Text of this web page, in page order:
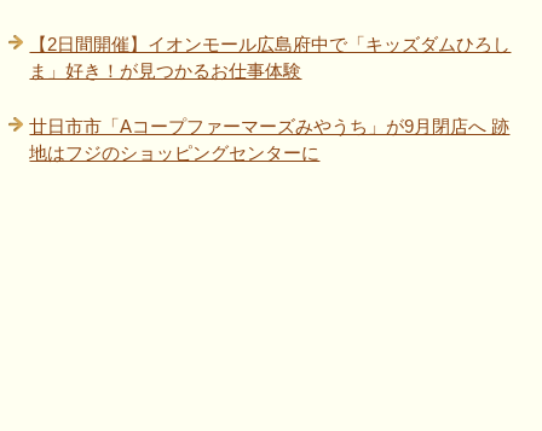
【2日間開催】イオンモール広島府中で「キッズダムひろし
ま」好き！が見つかるお仕事体験
廿日市市「Aコープファーマーズみやうち」が9月閉店へ 跡
地はフジのショッピングセンターに